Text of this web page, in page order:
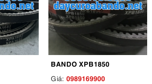
BANDO XPB1850
Giá: 0989169900